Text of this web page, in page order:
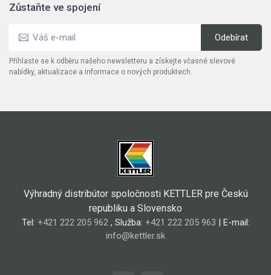
Zůstaňte ve spojení
Přihlaste se k odběru našeho newsletteru a získejte včasné slevové
nabídky, aktualizace a informace o nových produktech.
Výhradný distribútor spoločnosti KETTLER pre Českú
republiku a Slovensko
Tel: +421 222 205 962, Služba: +421 222 205 963 | E-mail:
info@kettler.sk